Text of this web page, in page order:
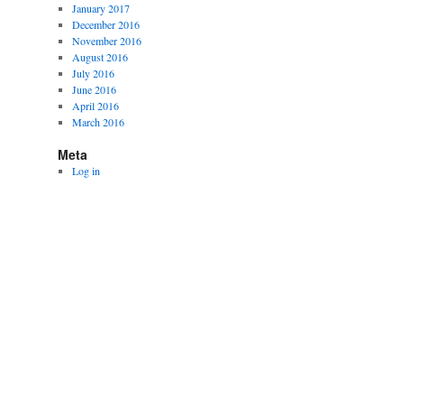
January 2017
December 2016
November 2016
August 2016
July 2016
June 2016
April 2016
March 2016
Meta
Log in